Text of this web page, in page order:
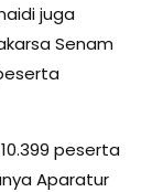
juga
Senam
peserta
Aparatur